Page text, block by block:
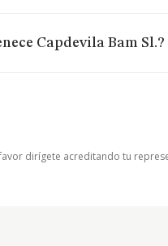
Capdevila Bam Sl.?
dirígete acreditando tu